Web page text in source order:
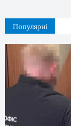
Популярні